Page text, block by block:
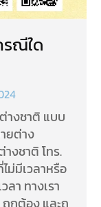
รณีใด
างชาติ แบบ
ยต่าง
งชาติ โทร.
มีเวลาหรือ
า ทางเรา
กต้อง และถู